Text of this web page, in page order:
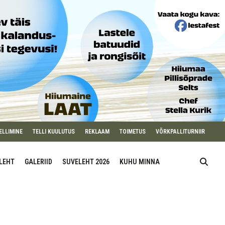
TELLI KUULUTUS REKLAAM TOIMETUS VÕRKPALLITURNIIR
GALERIID SUVELEHT 2026 KUHU MINNA